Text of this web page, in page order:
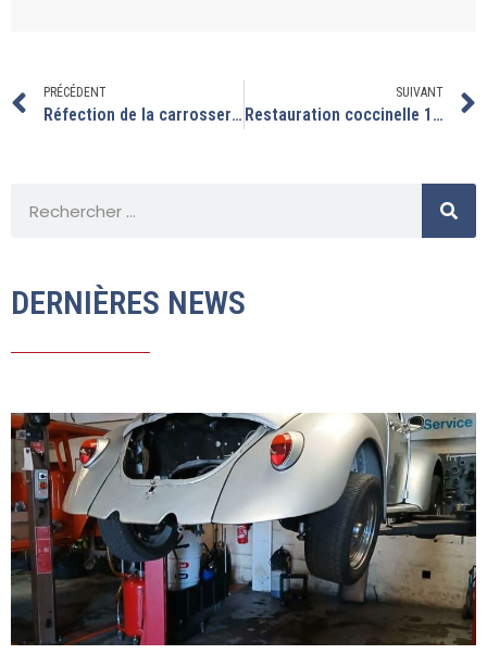
PRÉCÉDENT
Réfection de la carrosserie sur ce combi T2B
SUIVANT
Restauration coccinelle 1300 orange, partie 2
DERNIÈRES NEWS